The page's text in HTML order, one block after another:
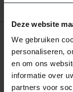
Deze website
We gebruiken
personaliseren,
en om ons
informatie over
partners voor